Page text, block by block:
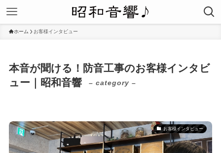
ホーム お客様インタビュー
本音が聞ける！防音工事のお客様インタビ
ュー｜昭和音響
– category –
お客様インタビュー